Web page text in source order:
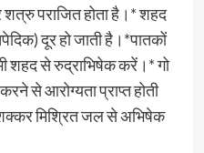
पराजित होता है।* शहद
दूर हो जाती है।*पातकों
शहद से रुद्राभिषेक करें।* गो
से आरोग्यता प्राप्त होती
मिश्रित जल से अभिषेक